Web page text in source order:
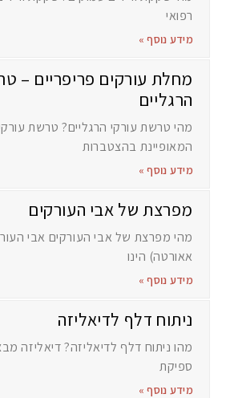
רפואי
מידע נוסף »
מחלת עורקים פריפריים –
הרגליים
מהי טרשת עורקי הרגליים? טרשת
המאופיינת בהצטברות
מידע נוסף »
מפרצת של אבי העורקים
מהי מפרצת של אבי העורקים אבי
אאורטה) הינו
מידע נוסף »
ניתוח דלף לדיאליזה
מהו ניתוח דלף לדיאליזה? דיאליזה
ספיקת
מידע נוסף »